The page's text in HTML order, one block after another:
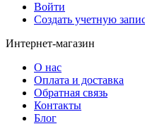
Войти
Создать учетную
Интернет-магазин
О нас
Оплата и доставка
Обратная связь
Контакты
Блог